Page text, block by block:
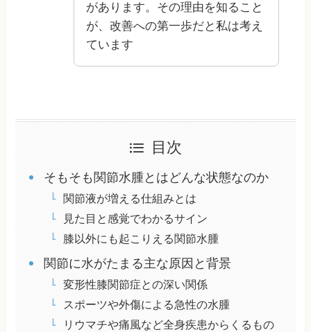
があります。その理由を知ること
が、改善への第一歩だと私は考え
ています
目次
そもそも関節水腫とはどんな状態なのか
関節液が増える仕組みとは
見た目と感覚でわかるサイン
膝以外にも起こりえる関節水腫
関節に水がたまる主な原因と背景
変形性膝関節症との深い関係
スポーツや外傷による急性の水腫
リウマチや痛風など全身疾患からくるもの